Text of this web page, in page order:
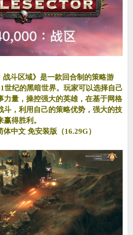
斗区域》是一款回合制的策略游
世纪的黑暗世界。玩家可以选择自己
力量，操控强大的英雄，在基于网格
斗，利用自己的策略优势，强大的技
得胜利。
中文 免安装版（16.29G）